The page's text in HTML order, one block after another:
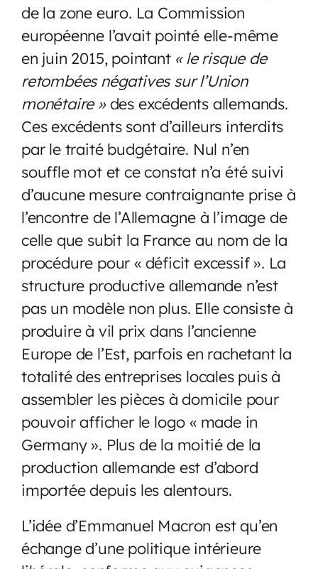
de la zone euro. La Commission
européenne l’avait pointé elle-même
en juin 2015, pointant « le risque de
retombées négatives sur l’Union
monétaire »des excédents allemands.
Ces excédents sont d’ailleurs interdits
par le traité budgétaire. Nul n’en
souffle mot et ce constat n’a été suivi
d’aucune mesure contraignante prise à
l’encontre de l’Allemagne à l’image de
celle que subit la France au nom de la
procédure pour « déficit excessif ». La
structure productive allemande n’est
pas un modèle non plus. Elle consiste à
produire à vil prix dans l’ancienne
Europe de l’Est, parfois en rachetant la
totalité des entreprises locales puis à
assembler les pièces à domicile pour
pouvoir afficher le logo « made in
Germany ». Plus de la moitié de la
production allemande est d’abord
importée depuis les alentours.
L’idée d’Emmanuel Macron est qu’en
échange d’une politique intérieure